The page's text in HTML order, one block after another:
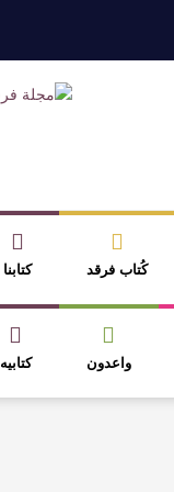
الأدبية بين استحقاق
شداد… الشاعر الفارس
كُتاب فرقد كتابنا
واعدون كتابيه